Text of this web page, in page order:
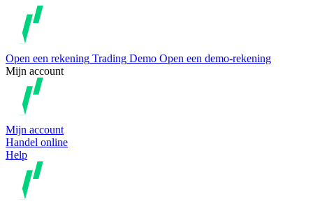
Open een rekening Trading Demo Open een demo-rekening
Mijn account
Mijn account
Handel online
Help